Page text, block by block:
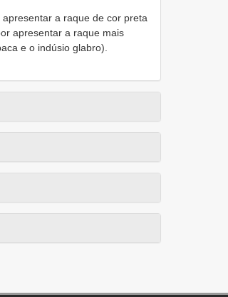
apresentar a raque de cor preta
apresentar a raque mais
e o indúsio glabro).